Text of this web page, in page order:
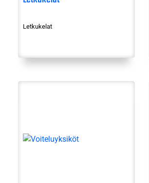
Letkukelat